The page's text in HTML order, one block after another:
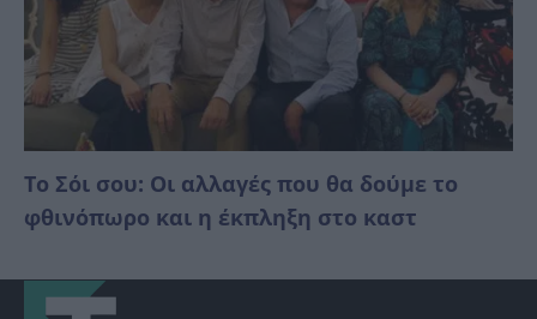
Το Σόι σου: Οι αλλαγές που θα δούμε το
φθινόπωρο και η έκπληξη στο καστ